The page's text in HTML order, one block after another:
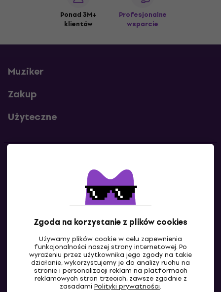
Zgoda na korzystanie z plików cookies
Używamy plików cookie w celu zapewnienia
funkcjonalności naszej strony internetowej. Po
wyrażeniu przez użytkownika jego zgody na takie
działanie, wykorzystujemy je do analizy ruchu na
stronie i personalizacji reklam na platformach
reklamowych stron trzecich, zawsze zgodnie z
zasadami Polityki prywatności.
Ponad 3M+
klientów
Profesjonalne
wsparcie
Muziker
Zakup
Użyteczne
Skontaktuj się z nami
PL